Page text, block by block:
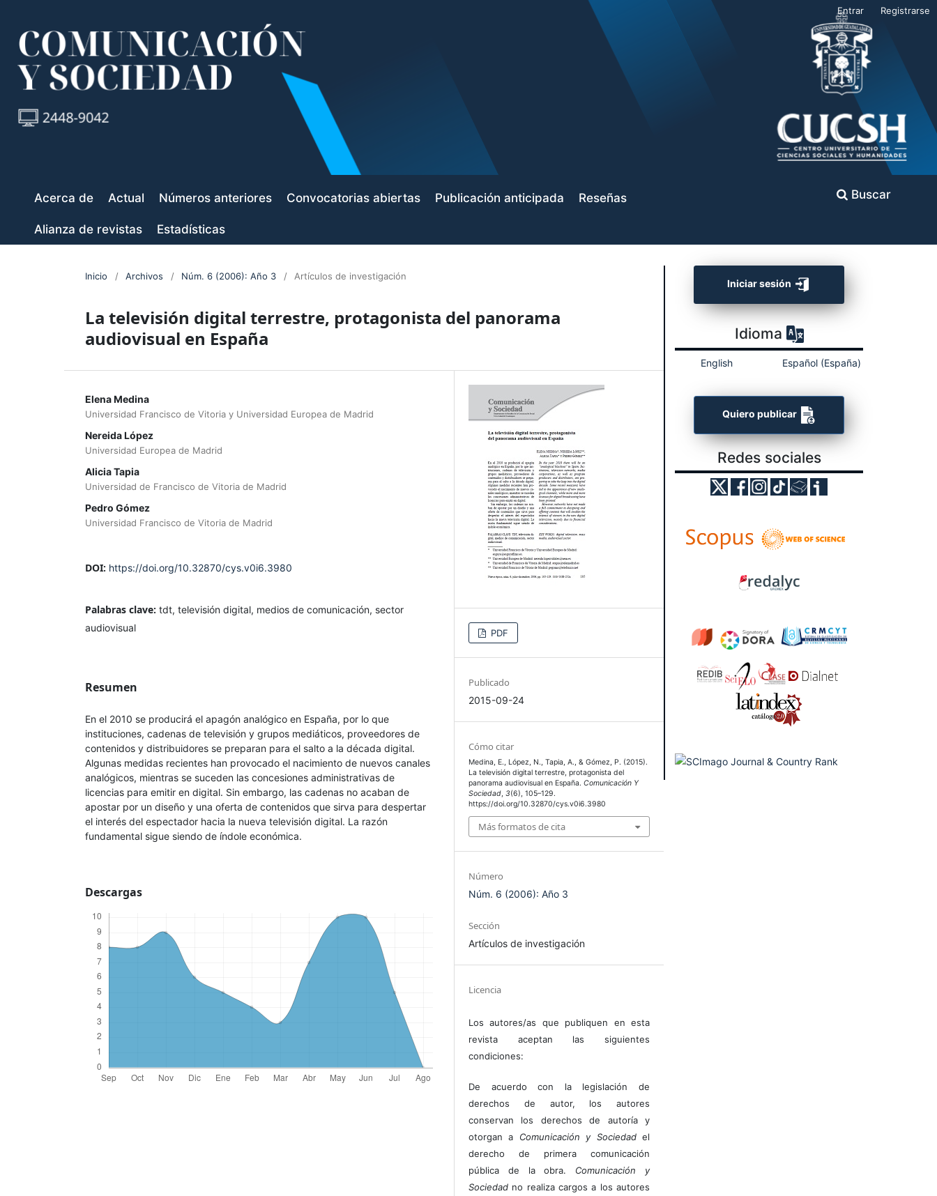
Acerca de Actual Números anteriores Convocatorias abiertas Publicación anticipada Reseñas
Alianza de revistas Estadísticas
Buscar
Entrar Registrarse
Inicio / Archivos / Núm. 6 (2006): Año 3 / Artículos de investigación
La televisión digital terrestre, protagonista del panorama
audiovisual en España
Elena Medina
Universidad Francisco de Vitoria y Universidad Europea de Madrid
Nereida López
Universidad Europea de Madrid
Alicia Tapia
Universidad de Francisco de Vitoria de Madrid
Pedro Gómez
Universidad Francisco de Vitoria de Madrid
DOI: https://doi.org/10.32870/cys.v0i6.3980
Palabras clave: tdt, televisión digital, medios de comunicación, sector
audiovisual
Resumen
En el 2010 se producirá el apagón analógico en España, por lo que
instituciones, cadenas de televisión y grupos mediáticos, proveedores de
contenidos y distribuidores se preparan para el salto a la década digital.
Algunas medidas recientes han provocado el nacimiento de nuevos canales
analógicos, mientras se suceden las concesiones administrativas de
licencias para emitir en digital. Sin embargo, las cadenas no acaban de
apostar por un diseño y una oferta de contenidos que sirva para despertar
el interés del espectador hacia la nueva televisión digital. La razón
fundamental sigue siendo de índole económica.
Descargas
PDF
Publicado
2015-09-24
Cómo citar
Medina, E., López, N., Tapia, A., & Gómez, P. (2015).
La televisión digital terrestre, protagonista del
panorama audiovisual en España.Comunicación Y
Sociedad,3(6), 105–129.
https://doi.org/10.32870/cys.v0i6.3980
Más formatos de cita
Número
Núm. 6 (2006): Año 3
Sección
Artículos de investigación
Licencia
Los autores/as que publiquen en esta
revista aceptan las siguientes
condiciones:
De acuerdo con la legislación de
derechos de autor, los autores
conservan los derechos de autoría y
otorgan a Comunicación y Sociedadel
derecho de primera comunicación
pública de la obra. Comunicación y
Sociedad no realiza cargos a los autores
Iniciar sesión
Idioma
English Español (España)
Quiero publicar
Redes sociales